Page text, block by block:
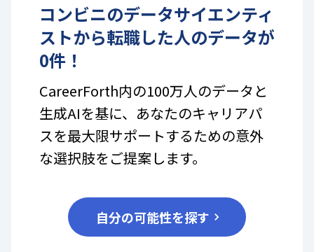
コンビニのデータサイエンティ
ストから転職した人のデータが
0件！
CareerForth内の100万人のデータと
生成AIを基に、あなたのキャリアパ
スを最大限サポートするための意外
な選択肢をご提案します。
自分の可能性を探す